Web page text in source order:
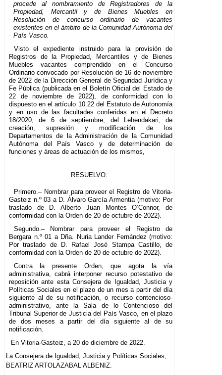
procede al nombramiento de Registradores de la
Propiedad, Mercantil y de Bienes Muebles en
Resolución de concurso ordinario de vacantes
existentes en el ámbito de la Comunidad Autónoma del
País Vasco.
Visto el expediente instruido para la provisión de
Registros de la Propiedad, Mercantiles y de Bienes
Muebles vacantes comprendido en el Concurso
Ordinario convocado por Resolución de 16 de noviembre
de 2022 de la Dirección General de Seguridad Jurídica y
Fe Pública (publicada en el Boletín Oficial del Estado de
22 de noviembre de 2022), de conformidad con lo
dispuesto en el artículo 10.22 del Estatuto de Autonomía
y en uso de las facultades conferidas en el Decreto
18/2020, de 6 de septiembre, del Lehendakari, de
creación, supresión y modificación de los
Departamentos de la Administración de la Comunidad
Autónoma del País Vasco y de determinación de
funciones y áreas de actuación de los mismos,
RESUELVO:
Primero.– Nombrar para proveer el Registro de Vitoria-
Gasteiz n.º 03 a D. Álvaro García Armentia (motivo: Por
traslado de D. Alberto Juan Montes O’Connor, de
conformidad con la Orden de 20 de octubre de 2022).
Segundo.– Nombrar para proveer el Registro de
Bergara n.º 01 a Dña. Nuria Lander Fernández (motivo:
Por traslado de D. Rafael José Stampa Castillo, de
conformidad con la Orden de 20 de octubre de 2022).
Contra la presente Orden, que agota la vía
administrativa, cabrá interponer recurso potestativo de
reposición ante esta Consejera de Igualdad, Justicia y
Políticas Sociales en el plazo de un mes a partir del día
siguiente al de su notificación, o recurso contencioso-
administrativo, ante la Sala de lo Contencioso del
Tribunal Superior de Justicia del País Vasco, en el plazo
de dos meses a partir del día siguiente al de su
notificación.
En Vitoria-Gasteiz, a 20 de diciembre de 2022.
La Consejera de Igualdad, Justicia y Políticas Sociales,
BEATRIZ ARTOLAZABAL ALBENIZ.